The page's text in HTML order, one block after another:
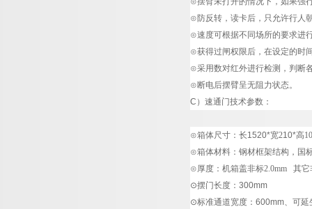
⊙防反转，读卡后，只允许行人
⊙速度可根据不同场所的要求进
⊙获得过闸权限后，在设定的时
⊙采用数对红外进行检测，判断
⊙断电后摆臂呈无阻力状态。
C ）速通门技术参数：
⊙箱体尺寸：长1520*宽210*高
⊙箱体材料：钢材框架结构，国
⊙厚度：机箱盖非标2.0mm 其它
⊙摆门长度：300mm
⊙标准通道宽度：600mm、可延